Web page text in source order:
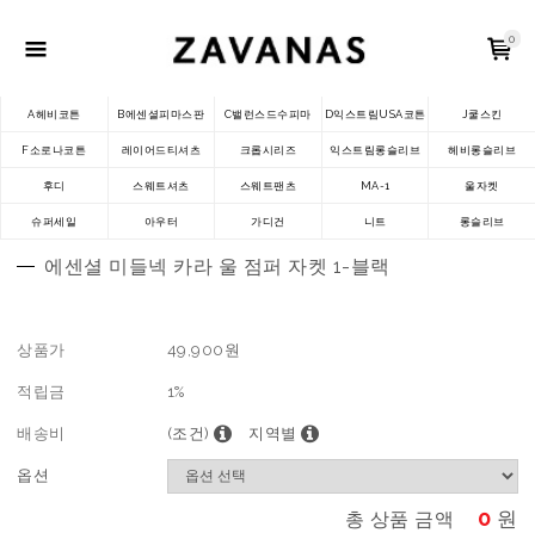
0
A헤비코튼 B에센셜피마스판 C밸런스드수피마 D익스트림USA코튼 J쿨스킨
F소로나코튼 레이어드티셔츠 크롭시리즈 익스트림롱슬리브 헤비롱슬리브
후디 스웨트셔츠 스웨트팬츠 MA-1 울자켓
슈퍼세일 아우터 가디건 니트 롱슬리브
에센셜 미들넥 카라 울 점퍼 자켓 1-블랙
상품가 49,900 원
적립금 1%
배송비 (조건) 지역별
옵션
총 상품 금액 0 원